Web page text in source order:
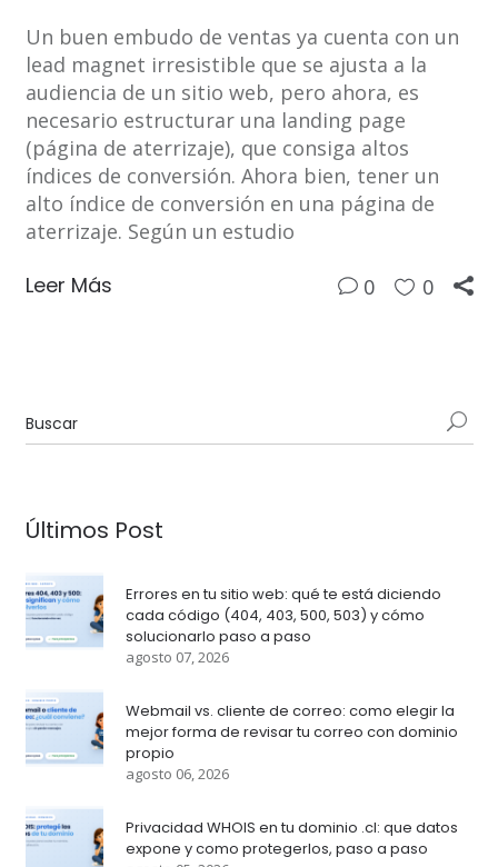
Un buen embudo de ventas ya cuenta con un
lead magnet irresistible que se ajusta a la
audiencia de un sitio web, pero ahora, es
necesario estructurar una landing page
(página de aterrizaje), que consiga altos
índices de conversión. Ahora bien, tener un
alto índice de conversión en una página de
aterrizaje. Según un estudio
Leer Más 0 0
Últimos Post
Errores en tu sitio web: qué te está diciendo
cada código (404, 403, 500, 503) y cómo
solucionarlo paso a paso
agosto 07, 2026
Webmail vs. cliente de correo: como elegir la
mejor forma de revisar tu correo con dominio
propio
agosto 06, 2026
Privacidad WHOIS en tu dominio .cl: que datos
expone y como protegerlos, paso a paso